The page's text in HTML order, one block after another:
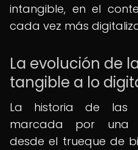
intangible, en el
cada vez más
La evolución de
tangible a lo
La historia de las
marcada por una
desde el trueque de